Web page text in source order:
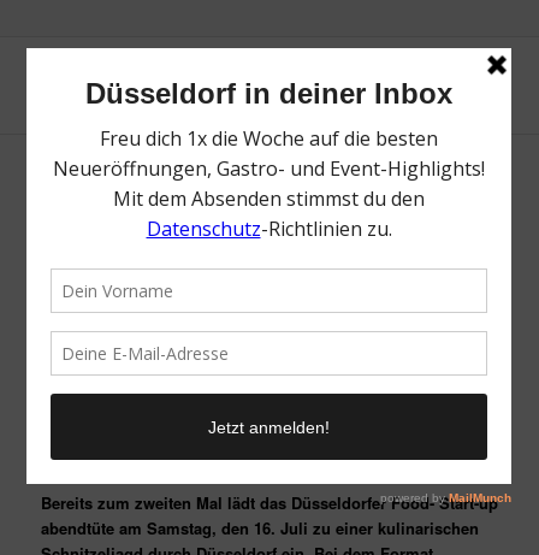
Bereits zum zweiten Mal lädt das Düsseldorfer Food- Start-up
abendtüte am Samstag, den 16. Juli zu einer kulinarischen